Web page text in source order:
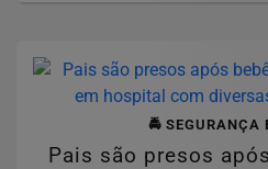
🚔 SEGURANÇA
Pais são presos